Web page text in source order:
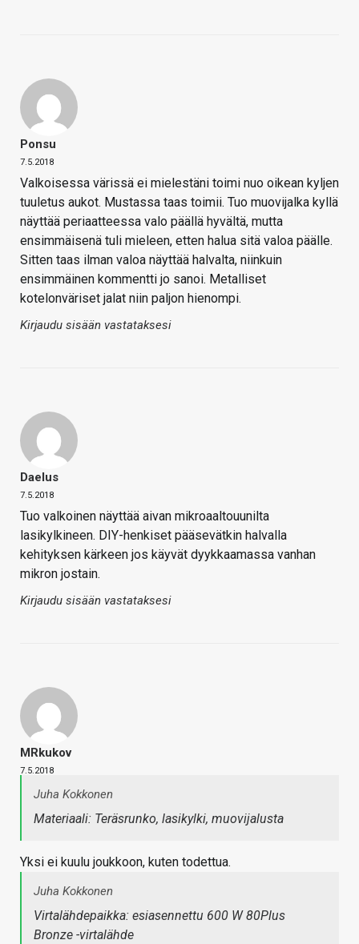
Ponsu
7.5.2018
Valkoisessa värissä ei mielestäni toimi nuo oikean kyljen
tuuletus aukot. Mustassa taas toimii. Tuo muovijalka kyllä
näyttää periaatteessa valo päällä hyvältä, mutta
ensimmäisenä tuli mieleen, etten halua sitä valoa päälle.
Sitten taas ilman valoa näyttää halvalta, niinkuin
ensimmäinen kommentti jo sanoi. Metalliset
kotelonväriset jalat niin paljon hienompi.
Kirjaudu sisään vastataksesi
Daelus
7.5.2018
Tuo valkoinen näyttää aivan mikroaaltouunilta
lasikylkineen. DIY-henkiset pääsevätkin halvalla
kehityksen kärkeen jos käyvät dyykkaamassa vanhan
mikron jostain.
Kirjaudu sisään vastataksesi
MRkukov
7.5.2018
Juha Kokkonen
Materiaali: Teräsrunko, lasikylki, muovijalusta
Yksi ei kuulu joukkoon, kuten todettua.
Juha Kokkonen
Virtalähdepaikka: esiasennettu 600 W 80Plus
Bronze -virtalähde